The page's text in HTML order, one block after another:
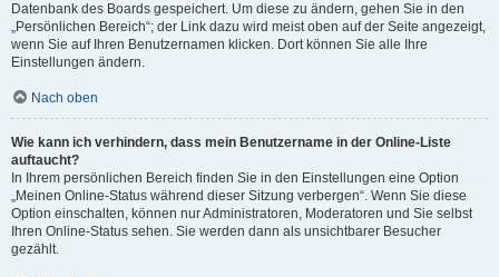
Datenbank des Boards gespeichert. Um diese zu ändern, gehen Sie in den
„Persönlichen Bereich“; der Link dazu wird meist oben auf der Seite angezeigt,
wenn Sie auf Ihren Benutzernamen klicken. Dort können Sie alle Ihre
Einstellungen ändern.
Nach oben
Wie kann ich verhindern, dass mein Benutzername in der Online-Liste
auftaucht?
In Ihrem persönlichen Bereich finden Sie in den Einstellungen eine Option
„Meinen Online-Status während dieser Sitzung verbergen“. Wenn Sie diese
Option einschalten, können nur Administratoren, Moderatoren und Sie selbst
Ihren Online-Status sehen. Sie werden dann als unsichtbarer Besucher
gezählt.